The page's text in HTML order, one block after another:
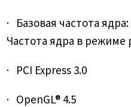
· Базовая частота
Частота ядра в режиме
· PCI Express 3.0
· OpenGL® 4.5